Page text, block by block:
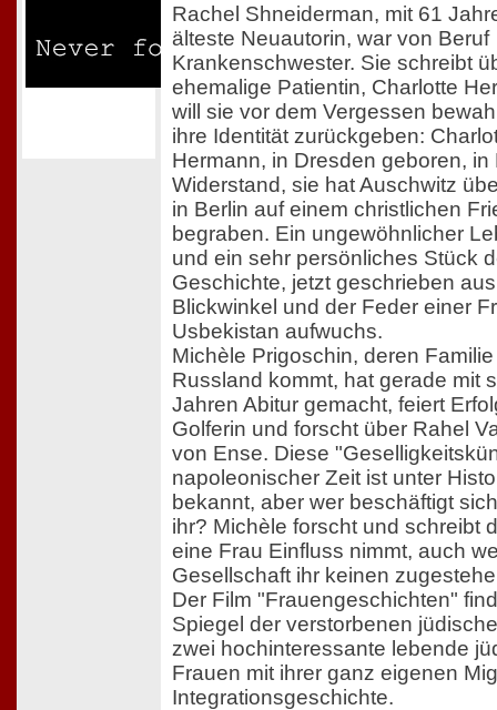
Rachel Shneiderman, mit 61
älteste Neuautorin, war von Beruf
Krankenschwester. Sie schreibt
ehemalige Patientin, Charlotte
will sie vor dem Vergessen
ihre Identität zurückgeben:
Hermann, in Dresden geboren, in
Widerstand, sie hat Auschwitz
in Berlin auf einem christlichen
begraben. Ein ungewöhnlicher
und ein sehr persönliches Stück
Geschichte, jetzt geschrieben
Blickwinkel und der Feder einer
Usbekistan aufwuchs.
Michèle Prigoschin, deren
Russland kommt, hat gerade mit
Jahren Abitur gemacht, feiert
Golferin und forscht über Rahel
von Ense. Diese
napoleonischer Zeit ist unter
bekannt, aber wer beschäftigt
ihr? Michèle forscht und schreibt
eine Frau Einfluss nimmt, auch
Gesellschaft ihr keinen
Der Film "Frauengeschichten"
Spiegel der verstorbenen
zwei hochinteressante lebende
Frauen mit ihrer ganz eigenen
Integrationsgeschichte.